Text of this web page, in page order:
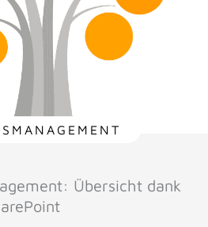
Übersicht dank